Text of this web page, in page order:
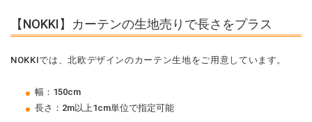
【NOKKI】カーテンの生地売りで長さをプラス
NOKKIでは、北欧デザインのカーテン生地をご用意しています。
幅：150cm
長さ：2m以上1cm単位で指定可能